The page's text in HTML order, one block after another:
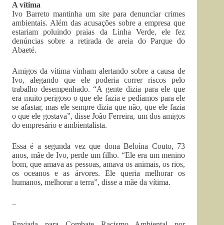
A vítima
Ivo Barreto mantinha um site para denunciar crimes
ambientais. Além das acusações sobre a empresa que
estariam poluindo praias da Linha Verde, ele fez
denúncias sobre a retirada de areia do Parque do
Abaeté.
Amigos da vítima vinham alertando sobre a causa de
Ivo, alegando que ele poderia correr riscos pelo
trabalho desempenhado. “A gente dizia para ele que
era muito perigoso o que ele fazia e pedíamos para ele
se afastar, mas ele sempre dizia que não, que ele fazia
o que ele gostava”, disse João Ferreira, um dos amigos
do empresário e ambientalista.
Essa é a segunda vez que dona Beloína Couto, 73
anos, mãe de Ivo, perde um filho. “Ele era um menino
bom, que amava as pessoas, amava os animais, os rios,
os oceanos e as árvores. Ele queria melhorar os
humanos, melhorar a terra”, disse a mãe da vítima.
–